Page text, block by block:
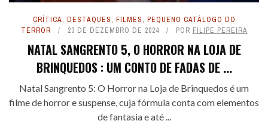
CRÍTICA, DESTAQUES, FILMES, PEQUENO CATÁLOGO DO
TERROR
23 DE DEZEMBRO DE 2024 POR FILIPE PEREIRA
NATAL SANGRENTO 5, O HORROR NA LOJA DE
BRINQUEDOS : UM CONTO DE FADAS DE ...
Natal Sangrento 5: O Horror na Loja de Brinquedos é um
filme de horror e suspense, cuja fórmula conta com elementos
de fantasia e até ...